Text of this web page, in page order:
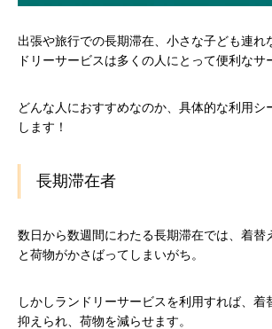
出張や旅行での長期滞在、小さな子ども連れ
ドリーサービスは多くの人にとって便利なサ
どんな人におすすめなのか、具体的な利用シ
します！
長期滞在者
数日から数週間にわたる長期滞在では、着替
と荷物がかさばってしまいがち。
しかしランドリーサービスを利用すれば、着
抑えられ、荷物を減らせます。